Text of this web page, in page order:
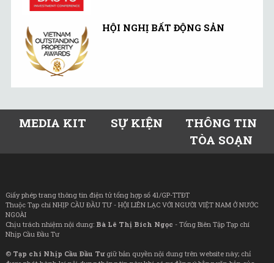
HỘI NGHỊ BẤT ĐỘNG SẢN
MEDIA KIT SỰ KIỆN
THÔNG TIN
TÒA SOẠN
Giấy phép trang thông tin điện tử tổng hợp số 41/GP-TTĐT
Thuộc Tạp chí NHỊP CẦU ĐẦU TƯ - HỘI LIÊN LẠC VỚI NGƯỜI VIỆT NAM Ở NƯỚC
NGOÀI
Chịu trách nhiệm nội dung: Bà Lê Thị Bích Ngọc - Tổng Biên Tập Tạp chí
Nhịp Cầu Đầu Tư
© Tạp chí Nhịp Cầu Đầu Tưgiữ bản quyền nội dung trên website này; chỉ